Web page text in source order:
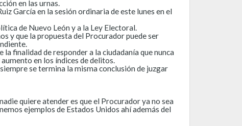
en las urnas.
García en la sesión ordinaria de este lunes en el
de Nuevo León y a la Ley Electoral.
y que la propuesta del Procurador puede ser
finalidad de responder a la ciudadanía que nunca
en los índices de delitos.
se termina la misma conclusión de juzgar
quiere atender es que el Procurador ya no sea
ejemplos de Estados Unidos ahí además del